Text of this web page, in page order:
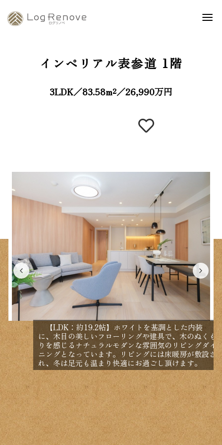
インペリアル表参道 1階
3LDK／83.58m²／26,990万円
【LDK：約19.2帖】ホワイトを基調とした内装
に、木目の美しいフローリングや建具で、木のぬくも
りを感じるナチュラルモダンな雰囲気のリビングダイ
ニングとなっています。リビングには床暖房が敷設さ
れ、冬は足元も温まり快適にお過ごし頂けます。